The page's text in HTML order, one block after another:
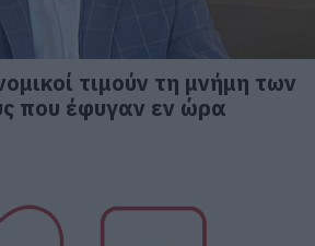
τιμούν τη μνήμη των
που έφυγαν εν ώρα